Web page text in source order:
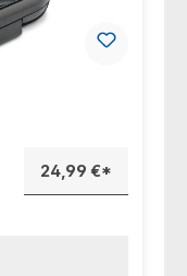
24,99 €*